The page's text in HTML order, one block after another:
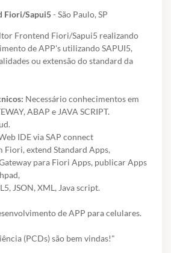
Fiori/Sapui5- São Paulo, SP
Frontend Fiori/Sapui5 realizando
de APP's utilizando SAPUI5,
ou extensão do standard da
Necessário conhecimentos em
ABAP e JAVA SCRIPT.
IDE via SAP connect
Fiori, extend Standard Apps,
para Fiori Apps, publicar Apps
JSON, XML, Java script.
de APP para celulares.
(PCDs) são bem vindas!"